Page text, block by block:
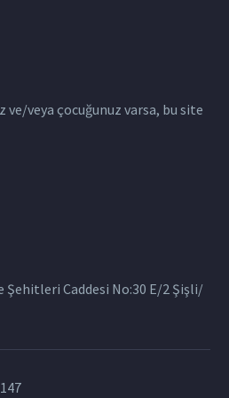
ve/veya çocuğunuz varsa, bu site
Şehitleri Caddesi No:30 E/2 Şişli/